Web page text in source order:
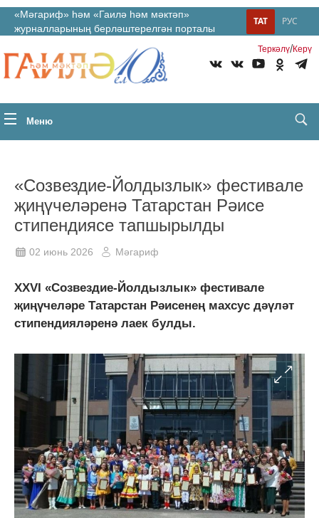
«Мәгариф» һәм «Гаилә һәм мәктәп»
журналларының берләштерелгән порталы
РУС
ТАТ
Теркəлү/Керү
Меню
«Созвездие-Йолдызлык» фестивале
җиңүчеләренә Татарстан Рәисе
стипендиясе тапшырылды
02 июнь 2026 Мәгариф
XXVI «Созвездие-Йолдызлык» фестивале
җиңүчеләре Татарстан Рәисенең махсус дәүләт
стипендияләренә лаек булды.